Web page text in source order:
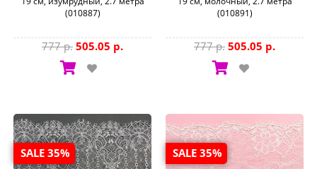
(010887)
777 р. 505.05 р.
(010891)
777 р. 505.05 р.
SALE 35% SALE 35%